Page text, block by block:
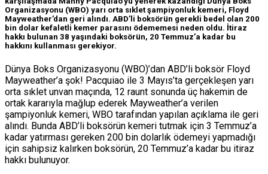
Organizasyonu (WBO) yarı orta sıklet şampiyonluk kemeri, Floyd
Mayweather’dan geri alındı. ABD’li boksörün gerekli bedel olan 200
bin dolar kefaletli kemer parasını ödememesi neden oldu. İtiraz
hakkı bulunan 38 yaşındaki boksörün, 20 Temmuz’a kadar bu
hakkını kullanması gerekiyor.
Dünya Boks Organizasyonu (WBO)’dan ABD’li boksör Floyd
Mayweather’a şok! Pacquiao ile 3 Mayıs’ta gerçekleşen yarı
orta sıklet unvan maçında, 12 raunt sonunda üç hakemin de
ortak kararıyla mağlup ederek Mayweather’a verilen
şampiyonluk kemeri, WBO tarafından yapılan açıklama ile geri
alındı. Bunda ABD’li boksörün kemeri tutmak için 3 Temmuz’a
kadar yatırması gereken 200 bin dolarlık ödemeyi yapmadığı
için sahipsiz kalırken boksörün, 20 Temmuz’a kadar bu itiraz
hakkı bulunuyor.